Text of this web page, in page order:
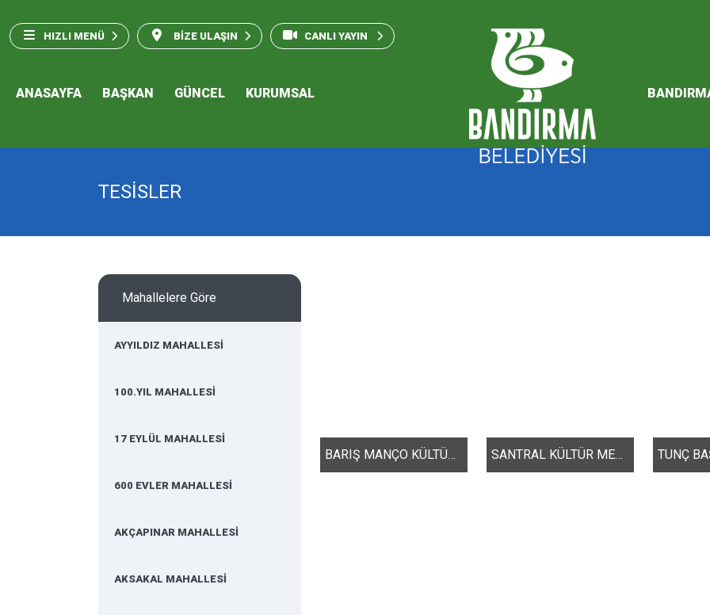
HIZLI MENÜ BİZE ULAŞIN CANLI YAYIN
ANASAYFA BAŞKAN GÜNCEL KURUMSAL
2026 Performans
TESİSLER
Mahallelere Göre
AYYILDIZ MAHALLESİ
100.YIL MAHALLESİ
17 EYLÜL MAHALLESİ
600 EVLER MAHALLESİ
AKÇAPINAR MAHALLESİ
AKSAKAL MAHALLESİ
BARIŞ MANÇO KÜLTÜR MERKEZİ SANTRAL KÜLTÜR MERKEZİ